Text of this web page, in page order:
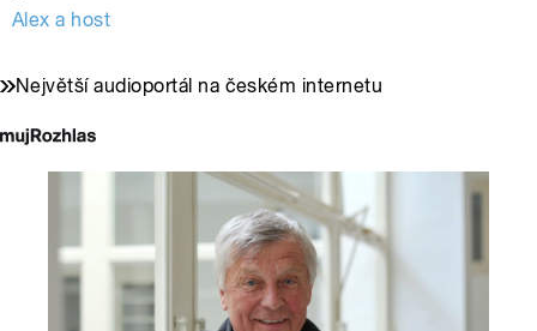
Alex a host
Největší audioportál na českém internetu